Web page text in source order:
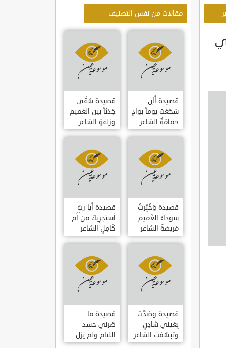
مقالات من نفس التصنيف
قصيدة أإن
سَجَعَت يوماً بوادٍ
حمامَةٌ الشاعر
العوام بن عقبة
قصيدة سَقَى
جَدَثاً بين الغميم
وزلفةٍ الشاعر
العوام بن عقبة
قصيدة وَخُبِّرتُ
سوداءَ الغَميم
مَريضةٌ الشاعر
العوام بن عقبة
قصيدة أيا ربِّ
أستجرِيكَ من أُم
كَامِلٍ الشاعر
العوام بن عقبة
قصيدة وصَدَّت
بِعَيني شادِنٍ
وتبسّمَت الشاعر
العوام بن عقبة
قصيدة ما
ضرني حسد
اللئام ولم يزل
الشاعر عمارة بن